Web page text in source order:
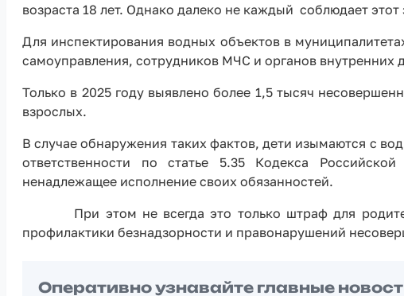
возраста 18 лет. Однако далеко не каждый соблюдает этот
Для инспектирования водных объектов в
самоуправления, сотрудников МЧС и органов внутренних
Только в 2025 году выявлено более 1,5 тысяч
взрослых.
В случае обнаружения таких фактов, дети изымаются с
ответственности по статье 5.35 Кодекса
ненадлежащее исполнение своих обязанностей.
При этом не всегда это только штраф для
профилактики безнадзорности и правонарушений
Оперативно узнавайте главные